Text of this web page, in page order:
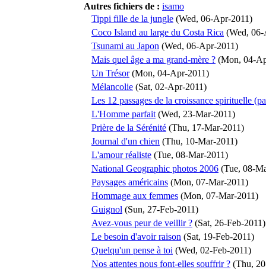
Autres fichiers de : isamo
Tippi fille de la jungle (Wed, 06-Apr-2011)
Coco Island au large du Costa Rica (Wed,
Tsunami au Japon (Wed, 06-Apr-2011)
Mais quel âge a ma grand-mère ? (Mon, 04-
Un Trésor(Mon, 04-Apr-2011)
Mélancolie (Sat, 02-Apr-2011)
Les 12 passages de la croissance spirituelle
L'Homme parfait (Wed, 23-Mar-2011)
Prière de la Sérénité (Thu, 17-Mar-2011)
Journal d'un chien (Thu, 10-Mar-2011)
L'amour réaliste (Tue, 08-Mar-2011)
National Geographic photos 2006 (Tue, 08-
Paysages américains (Mon, 07-Mar-2011)
Hommage aux femmes (Mon, 07-Mar-2011)
Guignol (Sun, 27-Feb-2011)
Avez-vous peur de veillir ? (Sat, 26-Feb-2011)
Le besoin d'avoir raison (Sat, 19-Feb-2011)
Quelqu'un pense à toi (Wed, 02-Feb-2011)
Nos attentes nous font-elles souffrir ? (Thu,